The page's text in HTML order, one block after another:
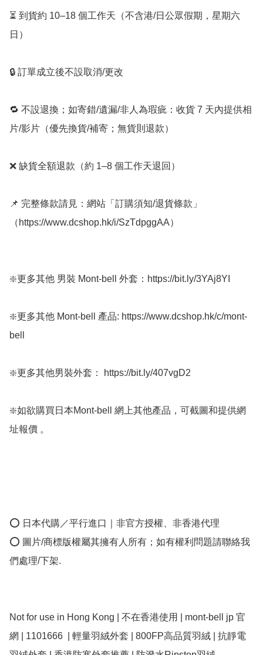
⏳ 到貨約 10–18 個工作天（不含港/日公眾假期，星期六
日）
🔒 訂單成立後不設取消/更改
🔁 不設退換；如寄錯/遺漏/非人為瑕疵：收貨 7 天內提供相
片/影片（優先換貨/補寄；無貨則退款）
❌ 缺貨全額退款（約 1–8 個工作天退回）
📌 完整條款請見：網站「訂購須知/退貨條款」
（https://www.dcshop.hk/i/SzTdpggAA）
❇️更多其他 男裝 Mont-bell 外套：https://bit.ly/3YAj8YI
❇️更多其他 Mont-bell 產品: https://www.dcshop.hk/c/mont-
bell
❇️更多其他男裝外套： https://bit.ly/407vgD2
❇️如欲購買日本Mont-bell 網上其他產品，可截圖和提供網
址報價 。
⭕ 日本代購／平行進口｜非官方授權、非香港代理
⭕ 圖片/商標版權屬其擁有人所有；如有權利問題請聯絡我
們處理/下架.
Not for use in Hong Kong | 不在香港使用 | mont-bell jp 官
網 | 1101666  | 輕量羽絨外套 | 800FP高品質羽絨 | 抗靜電